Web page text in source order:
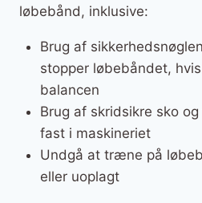
løbebånd, inklusive:
Brug af
stopper løbebåndet,
balancen
Brug af skridsikre sko
fast i maskineriet
Undgå at træne på
eller uoplagt